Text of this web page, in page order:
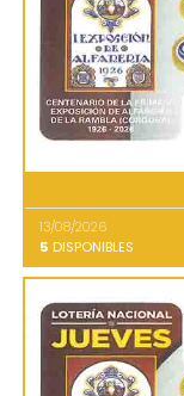
13/08/2026
5 DISPONIBLES